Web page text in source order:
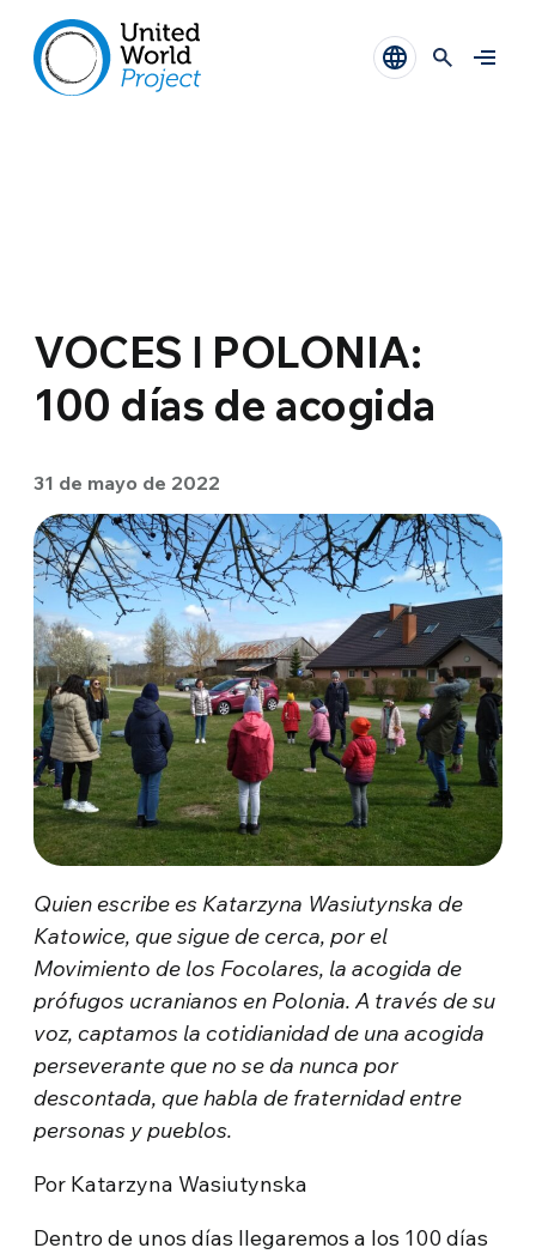
VOCES ǀ POLONIA:
100 días de acogida
31 de mayo de 2022
Quien escribe es Katarzyna Wasiutynska de
Katowice, que sigue de cerca, por el
Movimiento de los Focolares, la acogida de
prófugos ucranianos en Polonia. A través de su
voz, captamos la cotidianidad de una acogida
perseverante que no se da nunca por
descontada, que habla de fraternidad entre
personas y pueblos.
Por Katarzyna Wasiutynska
Dentro de unos días llegaremos a los 100 días